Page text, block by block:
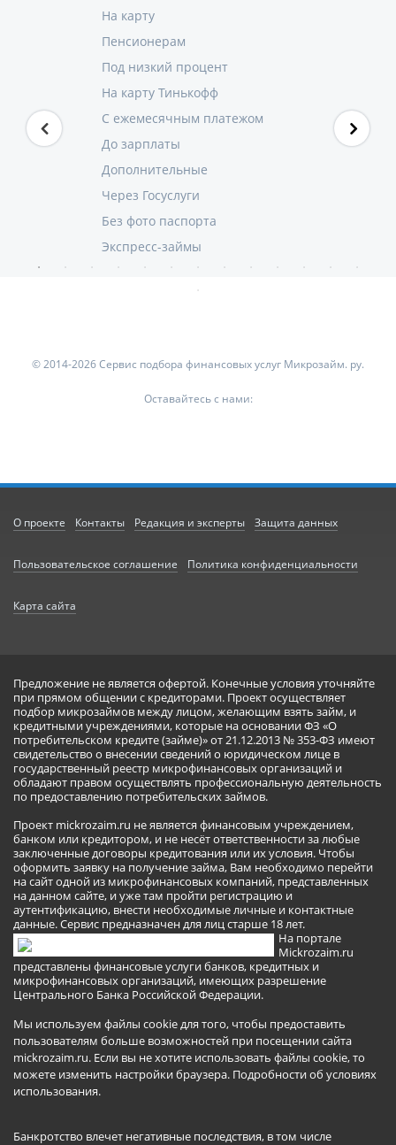
На карту
Пенсионерам
Под низкий процент
На карту Тинькофф
С ежемесячным платежом
До зарплаты
Дополнительные
Через Госуслуги
Без фото паспорта
Экспресс-займы
© 2014-2026 Сервис подбора финансовых услуг Микрозайм. ру.
Оставайтесь с нами:
О проекте Контакты Редакция и эксперты Защита данных
Пользовательское соглашение Политика конфиденциальности
Карта сайта
Предложение не является офертой. Конечные условия уточняйте
при прямом общении с кредиторами. Проект осуществляет
подбор микрозаймов между лицом, желающим взять займ, и
кредитными учреждениями, которые на основании ФЗ «О
потребительском кредите (займе)» от 21.12.2013 № 353-ФЗ имеют
свидетельство о внесении сведений о юридическом лице в
государственный реестр микрофинансовых организаций и
обладают правом осуществлять профессиональную деятельность
по предоставлению потребительских займов.
Проект mickrozaim.ru не является финансовым учреждением,
банком или кредитором, и не несёт ответственности за любые
заключенные договоры кредитования или их условия. Чтобы
оформить заявку на получение займа, Вам необходимо перейти
на сайт одной из микрофинансовых компаний, представленных
на данном сайте, и уже там пройти регистрацию и
аутентификацию, внести необходимые личные и контактные
данные. Сервис предназначен для лиц старше 18 лет.
На портале
Mickrozaim.ru
представлены финансовые услуги банков, кредитных и
микрофинансовых организаций, имеющих разрешение
Центрального Банка Российской Федерации.
Мы используем файлы cookie для того, чтобы предоставить
пользователям больше возможностей при посещении сайта
mickrozaim.ru. Если вы не хотите использовать файлы cookie, то
можете изменить настройки браузера. Подробности об условиях
использования.
Банкротство влечет негативные последствия, в том числе